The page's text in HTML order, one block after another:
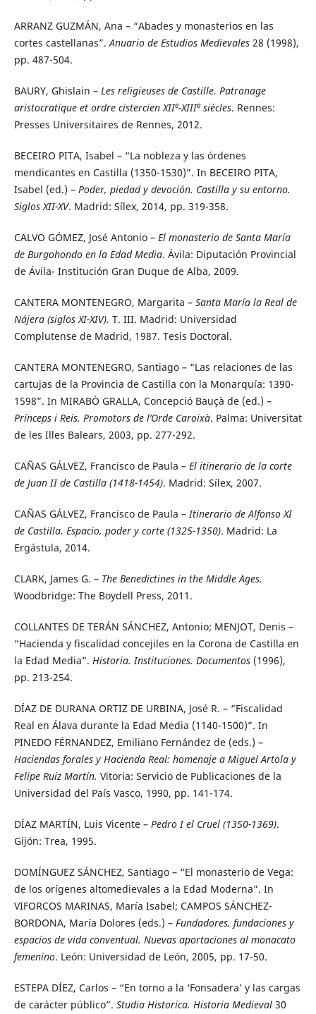
ARRANZ GUZMÁN, Ana – “Abades y monasterios en las
cortes castellanas”.Anuario de Estudios Medievales28 (1998),
pp. 487-504.
BAURY, Ghislain – Les religieuses de Castille. Patronage
aristocratique et ordre cistercien XIIe-XIIIesiècles. Rennes:
Presses Universitaires de Rennes, 2012.
BECEIRO PITA, Isabel – “La nobleza y las órdenes
mendicantes en Castilla (1350-1530)”. In BECEIRO PITA,
Isabel (ed.) – Poder, piedad y devoción. Castilla y su entorno.
Siglos XII-XV. Madrid: Sílex, 2014, pp. 319-358.
CALVO GÓMEZ, José Antonio – El monasterio de Santa María
de Burgohondo en la Edad Media. Ávila: Diputación Provincial
de Ávila- Institución Gran Duque de Alba, 2009.
CANTERA MONTENEGRO, Margarita – Santa María la Real de
Nájera (siglos XI-XIV). T. III. Madrid: Universidad
Complutense de Madrid, 1987. Tesis Doctoral.
CANTERA MONTENEGRO, Santiago – “Las relaciones de las
cartujas de la Provincia de Castilla con la Monarquía: 1390-
1598”. In MIRABÒ GRALLA, Concepció Bauçà de (ed.) –
Prínceps i Reis. Promotors de l’Orde Caroixà. Palma: Universitat
de les Illes Balears, 2003, pp. 277-292.
CAÑAS GÁLVEZ, Francisco de Paula – El itinerario de la corte
de Juan II de Castilla (1418-1454). Madrid: Sílex, 2007.
CAÑAS GÁLVEZ, Francisco de Paula –Itinerario de Alfonso XI
de Castilla. Espacio, poder y corte (1325-1350). Madrid: La
Ergástula, 2014.
CLARK, James G. – The Benedictines in the Middle Ages.
Woodbridge: The Boydell Press, 2011.
COLLANTES DE TERÁN SÁNCHEZ, Antonio; MENJOT, Denis –
“Hacienda y fiscalidad concejiles en la Corona de Castilla en
la Edad Media”. Historia. Instituciones. Documentos(1996),
pp. 213-254.
DÍAZ DE DURANA ORTIZ DE URBINA, José R. – “Fiscalidad
Real en Álava durante la Edad Media (1140-1500)”. In
PINEDO FÉRNANDEZ, Emiliano Fernández de (eds.) –
Haciendas forales y Hacienda Real: homenaje a Miguel Artola y
Felipe Ruiz Martín. Vitoria: Servicio de Publicaciones de la
Universidad del País Vasco, 1990, pp. 141-174.
DÍAZ MARTÍN, Luis Vicente – Pedro I el Cruel (1350-1369).
Gijón: Trea, 1995.
DOMÍNGUEZ SÁNCHEZ, Santiago – “El monasterio de Vega:
de los orígenes altomedievales a la Edad Moderna”. In
VIFORCOS MARINAS, María Isabel; CAMPOS SÁNCHEZ-
BORDONA, María Dolores (eds.) – Fundadores, fundaciones y
espacios de vida conventual. Nuevas aportaciones al monacato
femenino. León: Universidad de León, 2005, pp. 17-50.
ESTEPA DÍEZ, Carlos – “En torno a la ‘Fonsadera’ y las cargas
de carácter público”. Studia Historica. Historia Medieval30